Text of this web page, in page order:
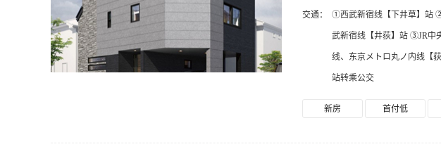
交通： ①西武新宿线【下井草】站
武新宿线【井荻】站 ③JR中
线、东京メトロ丸ノ内线【荻
站转乘公交
新房 首付低